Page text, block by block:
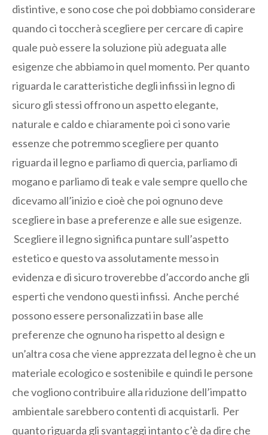
distintive, e sono cose che poi dobbiamo considerare
quando ci toccherà scegliere per cercare di capire
quale può essere la soluzione più adeguata alle
esigenze che abbiamo in quel momento. Per quanto
riguarda le caratteristiche degli infissi in legno di
sicuro gli stessi offrono un aspetto elegante,
naturale e caldo e chiaramente poi ci sono varie
essenze che potremmo scegliere per quanto
riguarda il legno e parliamo di quercia, parliamo di
mogano e parliamo di teak e vale sempre quello che
dicevamo all’inizio e cioè che poi ognuno deve
scegliere in base a preferenze e alle sue esigenze.
Scegliere il legno significa puntare sull’aspetto
estetico e questo va assolutamente messo in
evidenza e di sicuro troverebbe d’accordo anche gli
esperti che vendono questi infissi. Anche perché
possono essere personalizzati in base alle
preferenze che ognuno ha rispetto al design e
un’altra cosa che viene apprezzata del legno è che un
materiale ecologico e sostenibile e quindi le persone
che vogliono contribuire alla riduzione dell’impatto
ambientale sarebbero contenti di acquistarli. Per
quanto riguarda gli svantaggi intanto c’è da dire che